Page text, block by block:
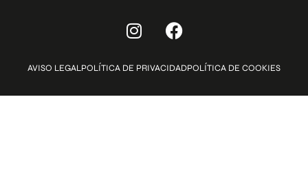
AVISO LEGALPOLÍTICA DE PRIVACIDADPOLÍTICA DE COOKIES